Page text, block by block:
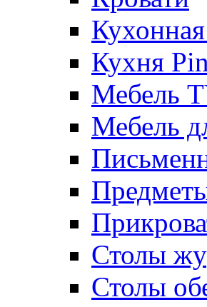
Кухня
Мебель
Мебель
Столы
Столы